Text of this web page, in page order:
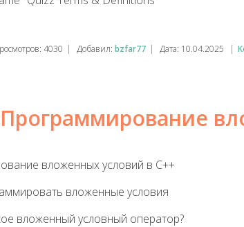
4030 | Добавил: bzfar77 | Дата: 10.04.2025 |
вложенных условий в C++
вложенные условия
вложенный условный оператор?